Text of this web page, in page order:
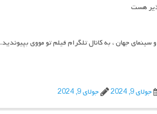
جهان ، به کانال تلگرام فیلم تو مووی بپیوندید.
جولای 9, 2024 جولای 9, 2024